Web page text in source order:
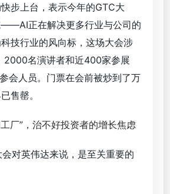
步上台，表示今年的GTC大
正在解决更多行业与公司的
技行业的风向标，这场大会涉
2000名演讲者和近400家参展
会人员。门票在会前被炒到了万
售罄。
对英伟达来说，是至关重要的